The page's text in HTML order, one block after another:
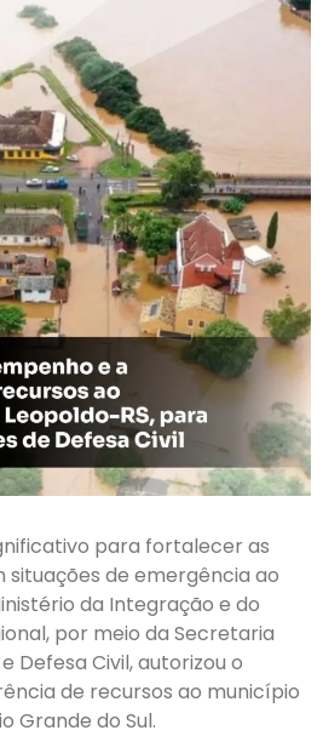
para fortalecer as
situações de emergência ao
da Integração e do
por meio da Secretaria
Defesa Civil, autorizou o
de recursos ao município
Grande do Sul.